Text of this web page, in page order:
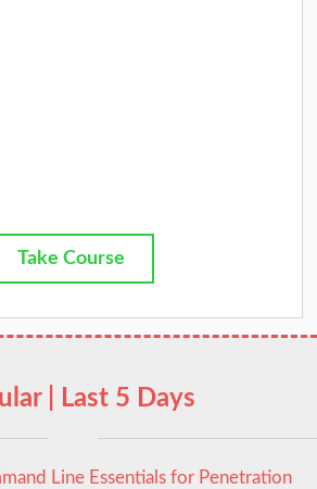
Take Course
| Last 5 Days
Line Essentials for Penetration